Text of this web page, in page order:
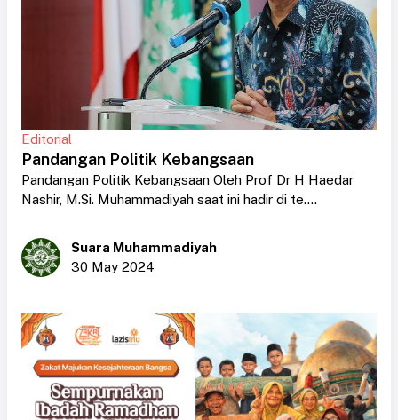
Editorial
Pandangan Politik Kebangsaan
Pandangan Politik Kebangsaan Oleh Prof Dr H Haedar
Nashir, M.Si. Muhammadiyah saat ini hadir di te....
Suara Muhammadiyah
30 May 2024